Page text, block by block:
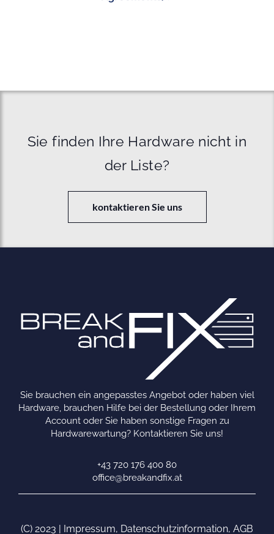
Sie finden Ihre Hardware nicht in
der Liste?
kontaktieren Sie uns
Sie brauchen ein angepasstes Angebot oder haben viel
Hardware, brauchen Hilfe bei der Bestellung oder Ihrem
Account oder Sie haben sonstige Fragen zu
Hardwarewartung? Kontaktieren Sie uns!
+43 720 176 400 80
office@breakandfix.at
(C) 2023 | Impressum, Datenschutzinformation, AGB